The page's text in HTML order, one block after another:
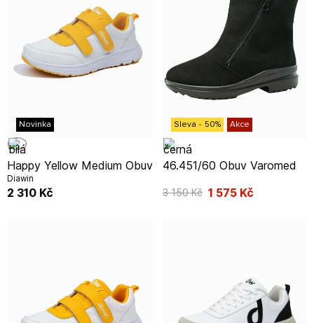
Novinka
Happy Yellow Medium Obuv
Diawin
2 310 Kč
Akce
Sleva - 50%
46.451/60 Obuv Varomed
1 575 Kč
3 150Kč